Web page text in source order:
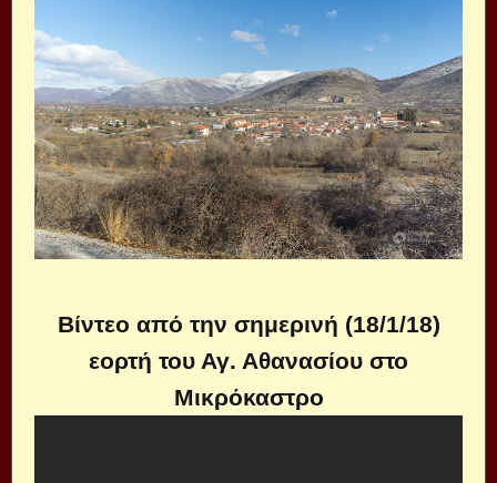
Βίντεο από την σημερινή (18/1/18)
εορτή του Αγ. Αθανασίου στο
Μικρόκαστρο